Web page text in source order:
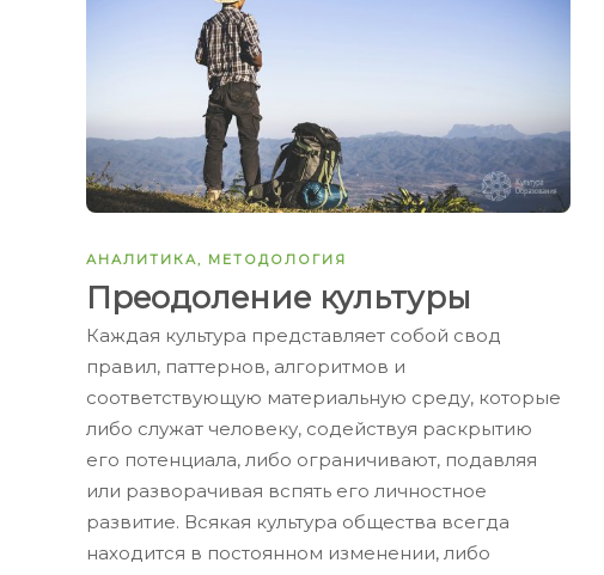
АНАЛИТИКА, МЕТОДОЛОГИЯ
Преодоление культуры
Каждая культура представляет собой свод
правил, паттернов, алгоритмов и
соответствующую материальную среду, которые
либо служат человеку, содействуя раскрытию
его потенциала, либо ограничивают, подавляя
или разворачивая вспять его личностное
развитие. Всякая культура общества всегда
находится в постоянном изменении, либо